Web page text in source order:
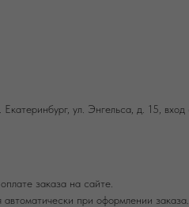
ул. Энгельса, д. 15,
заказа на сайте.
при оформлении заказа.